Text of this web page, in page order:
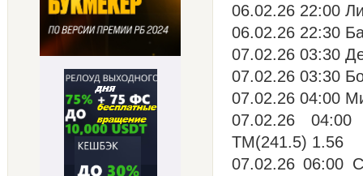
06.02.26 22:00
06.02.26 22:30
07.02.26 03:30
07.02.26 03:30
07.02.26 04:00
07.02.26
ТМ(241.5) 1.56
07.02.26 06:00